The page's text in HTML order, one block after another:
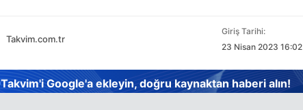
Takvim.com.tr
Giriş Tarihi:
23 Nisan 2023 16:02
Takvim'i Google'a ekleyin, doğru kaynaktan haberi alın!